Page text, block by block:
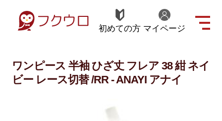
初めての方 マイページ
ワンピース 半袖 ひざ丈 フレア 38 紺 ネイ
ビー レース切替 /RR - ANAYI アナイ